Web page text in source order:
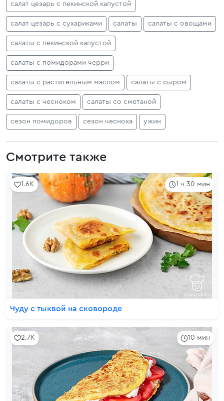
салат цезарь с пекинской капустой
салат цезарь с сухариками салаты салаты с овощами
салаты с пекинской капустой
салаты с помидорами черри
салаты с растительным маслом салаты с сыром
салаты с чесноком салаты со сметаной
сезон помидоров сезон чеснока ужин
Смотрите также
1 ч 30 мин
1.6K
Чуду с тыквой на сковороде
10 мин
2.7K